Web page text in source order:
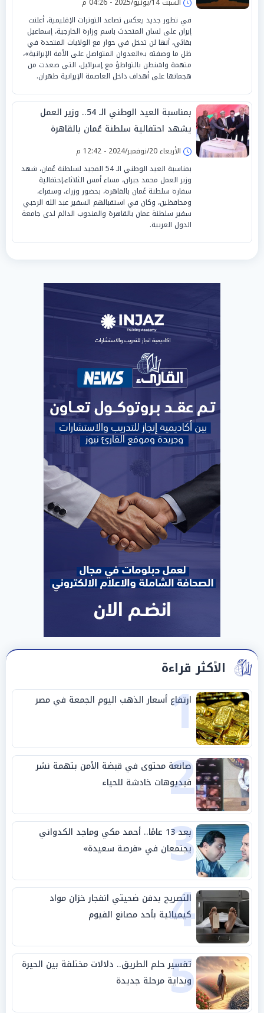
في تطور جديد يعكس تصاعد التوترات الإقليمية، أعلنت
إيران على لسان المتحدث باسم وزارة الخارجية، إسماعيل
بقائي، أنها لن تدخل في حوار مع الولايات المتحدة في
ظل ما وصفته بـ«العدوان المتواصل على الأمة الإيرانية»،
متهمة واشنطن بالتواطؤ مع إسرائيل، التي صعدت من
هجماتها على أهداف داخل العاصمة الإيرانية طهران.
بمناسبة العيد الوطني الـ 54.. وزير العمل
يشهد احتفالية سلطنة عُمان بالقاهرة
الأربعاء 20/نوفمبر/2024 - 12:42 م
بمناسبة العيد الوطني الـ 54 المجيد لسلطنة عُمان، شهد
وزير العمل محمد جبران، مساء أمس الثلاثاء،إحتفالية
سفارة سلطنة عُمان بالقاهرة، بحضور وزراء، وسفراء،
ومحافظين، وكان في استقبالهم السفير عبد الله الرحبي
سفير سلطنة عمان بالقاهرة والمندوب الدائم لدى جامعة
الدول العربية.
الأكثر قراءة
1
ارتفاع أسعار الذهب اليوم الجمعة في مصر
2
صانعة محتوى في قبضة الأمن بتهمة نشر
فيديوهات خادشة للحياء
3 بعد 13 عامًا.. أحمد مكي وماجد الكدواني
يجتمعان في «فرصة سعيدة»
4
التصريح بدفن ضحيتي انفجار خزان مواد
كيميائية بأحد مصانع الفيوم
5
تفسير حلم الطريق.. دلالات مختلفة بين الحيرة
وبداية مرحلة جديدة